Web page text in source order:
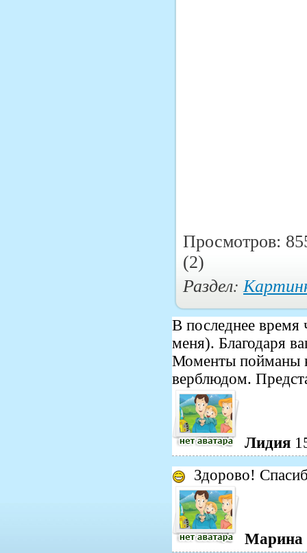
Просмотров:
(2)
Раздел:
В последнее
меня). Благодаря
Моменты пойманы
верблюдом.
Лидия
Здорово!
Марина